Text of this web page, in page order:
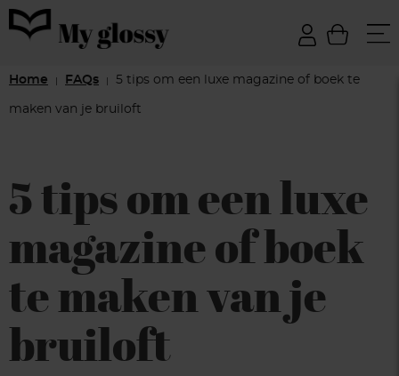
Home FAQs 5 tips om een luxe magazine of boek te
maken van je bruiloft
5 tips om een luxe
magazine of boek
te maken van je
bruiloft